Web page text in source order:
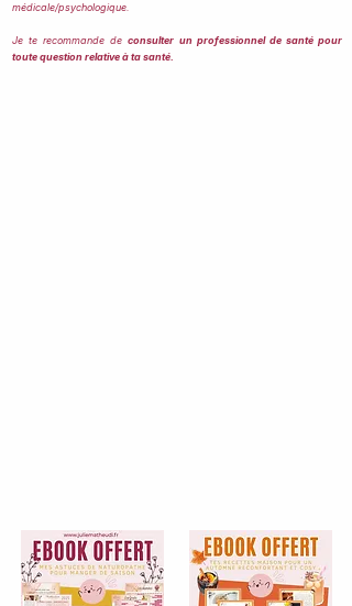
médicale/psychologique.
Je te recommande deconsulter un professionnel de santé pour
toute question relative à ta santé.